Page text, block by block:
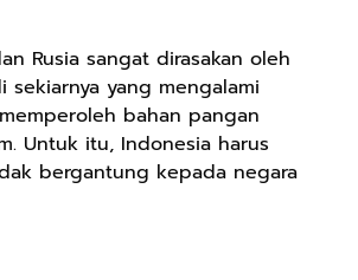
Rusia sangat dirasakan oleh
sekiarnya yang mengalami
bahan pangan
Untuk itu, Indonesia harus
bergantung kepada negara